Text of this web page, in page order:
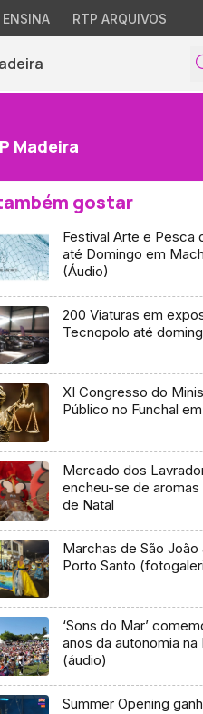
ENSINA RTP ARQUIVOS
Madeira
gostar
Festival Arte e Pesca
até Domingo em
(Áudio)
200 Viaturas em
Tecnopolo até
XI Congresso do
Público no Funchal
Mercado dos
encheu-se de
de Natal
Marchas de São João
Porto Santo
‘Sons do Mar’
anos da autonomia na
(áudio)
Summer Opening